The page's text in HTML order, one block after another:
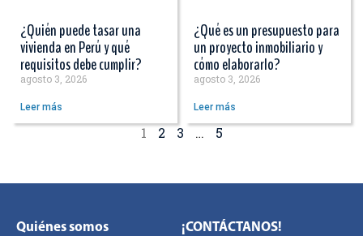
¿Quién puede tasar una
vivienda en Perú y qué
requisitos debe cumplir?
agosto 3, 2026
Leer más
¿Qué es un presupuesto para
un proyecto inmobiliario y
cómo elaborarlo?
agosto 3, 2026
Leer más
1 2 3 … 5
Quiénes somos ¡CONTÁCTANOS!